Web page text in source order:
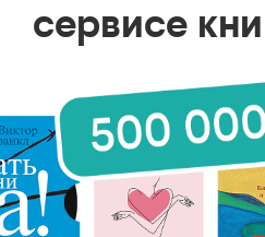
сервисе